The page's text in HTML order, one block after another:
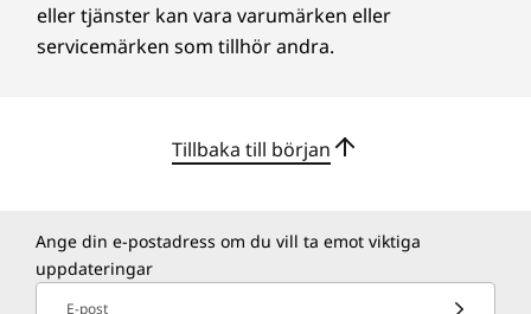
På Lenovo är vi engagerade i hållbarhet och vi
generationen använder 85 % återvunnen plast
från återvunna konsumentprodukter (PCC)
och akrylnitrilbutadienstyren (ABS) i chassi.
Övrig information
BIOS-baserat smart USB-skydd
Padlock Loop
Tillval: E-lås för chassi
Tillval: Intel vPro® Enterprise
eller tjänster kan vara varumärken eller
servicemärken som tillhör andra.
Tillbaka till början
Ange din e-postadress om du vill ta emot viktiga
uppdateringar
E-post